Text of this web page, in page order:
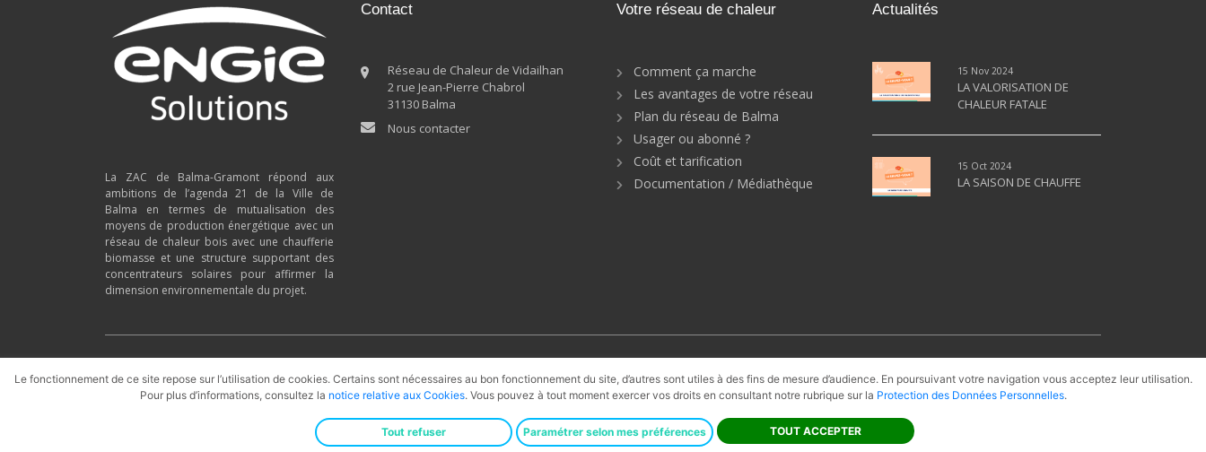
La ZAC de Balma-Gramont répond aux
ambitions de l’agenda 21 de la Ville de
Balma en termes de mutualisation des
moyens de production énergétique avec un
réseau de chaleur bois avec une chaufferie
biomasse et une structure supportant des
concentrateurs solaires pour affirmer la
dimension environnementale du projet.
Contact
Réseau de Chaleur de Vidailhan
2 rue Jean-Pierre Chabrol
31130 Balma
Nous contacter
Votre réseau de chaleur
Comment ça marche
Les avantages de votre réseau
Plan du réseau de Balma
Usager ou abonné ?
Coût et tarification
Documentation / Médiathèque
Actualités
15 Nov 2024
LA VALORISATION DE
CHALEUR FATALE
15 Oct 2024
LA SAISON DE CHAUFFE
· Tous droits réservés · Mentions Légales Accessibilité·Données personnelles ·Cookies Plan du site
Le fonctionnement de ce site repose sur l’utilisation de cookies. Certains sont nécessaires au bon fonctionnement du site, d’autres sont utiles à des fins de mesure d’audience. En poursuivant votre navigation vous acceptez leur utilisation.
Pour plus d’informations, consultez la notice relative aux Cookies. Vous pouvez à tout moment exercer vos droits en consultant notre rubrique sur la Protection des Données Personnelles.
Tout refuser Paramétrer selon mes préférences TOUT ACCEPTER